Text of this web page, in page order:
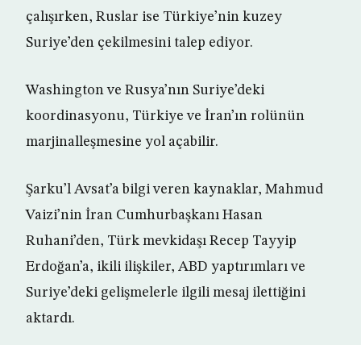
çalışırken, Ruslar ise Türkiye’nin kuzey
Suriye’den çekilmesini talep ediyor.
Washington ve Rusya’nın Suriye’deki
koordinasyonu, Türkiye ve İran’ın rolünün
marjinalleşmesine yol açabilir.
Şarku’l Avsat’a bilgi veren kaynaklar, Mahmud
Vaizi’nin İran Cumhurbaşkanı Hasan
Ruhani’den, Türk mevkidaşı Recep Tayyip
Erdoğan’a, ikili ilişkiler, ABD yaptırımları ve
Suriye’deki gelişmelerle ilgili mesaj ilettiğini
aktardı.